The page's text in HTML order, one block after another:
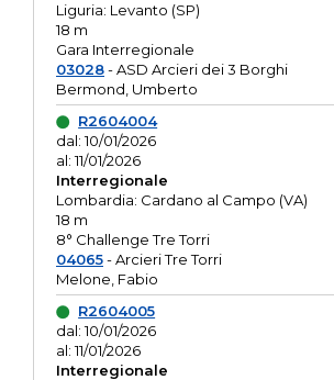
Liguria: Levanto (SP)
18 m
Gara Interregionale
03028- ASD Arcieri dei 3 Borghi
Bermond, Umberto
R2604004
dal: 10/01/2026
al: 11/01/2026
Interregionale
Lombardia: Cardano al Campo (VA)
18 m
8° Challenge Tre Torri
04065- Arcieri Tre Torri
Melone, Fabio
R2604005
dal: 10/01/2026
al: 11/01/2026
Interregionale